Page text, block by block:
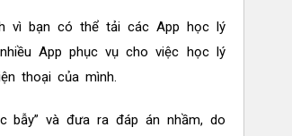
vì bạn có thể tải các App học lý
App phục vụ cho việc học lý
thoại của mình.
bẫy” và đưa ra đáp án nhầm, do